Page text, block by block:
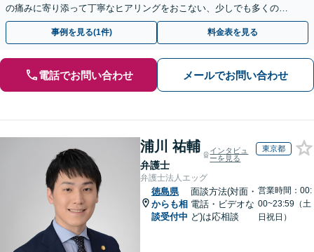
の痛みに寄り添って丁寧なヒアリングをおこない、少しでも多くの返
金が得られるよう尽力します！
事例を見る(1件) 料金表を見る
電話でお問い合わせ メールでお問い合わせ
浦川 祐輔
弁護士
インタビュ
ーを見る
東京都
弁護士法人エッグ
徳島県
からも相
談受付中
面談方法(対面・
電話・ビデオな
ど)は応相談
営業時間：00:
00~23:59（土
日祝日）